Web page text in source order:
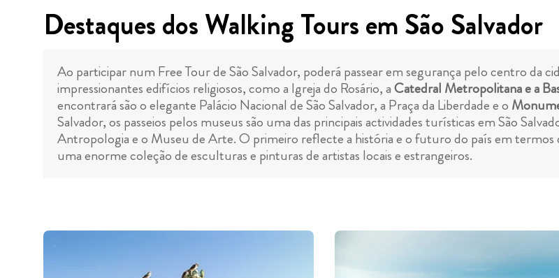
Destaques dos Walking Tours em São Salvador
Ao participar num Free Tour de São Salvador, poderá passear em segurança pelo centro da
impressionantes edifícios religiosos, como a Igreja do Rosário, aCatedral Metropolitana e a
encontrará são o elegante Palácio Nacional de São Salvador, a Praça da Liberdade e o
Salvador, os passeios pelos museus são uma das principais actividades turísticas em São
Antropologia e o Museu de Arte. O primeiro reflecte a história e o futuro do país em
uma enorme coleção de esculturas e pinturas de artistas locais e estrangeiros.